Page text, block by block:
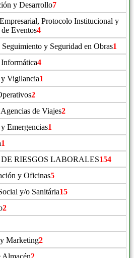
y Desarrollo7
Protocolo Institucional y
Eventos4
Seguimiento y Seguridad en Obras1
4
y Vigilancia1
2
de Viajes2
Emergencias1
1
RIESGOS LABORALES154
y Oficinas5
y/o Sanitária15
2
Marketing2
Almacén2